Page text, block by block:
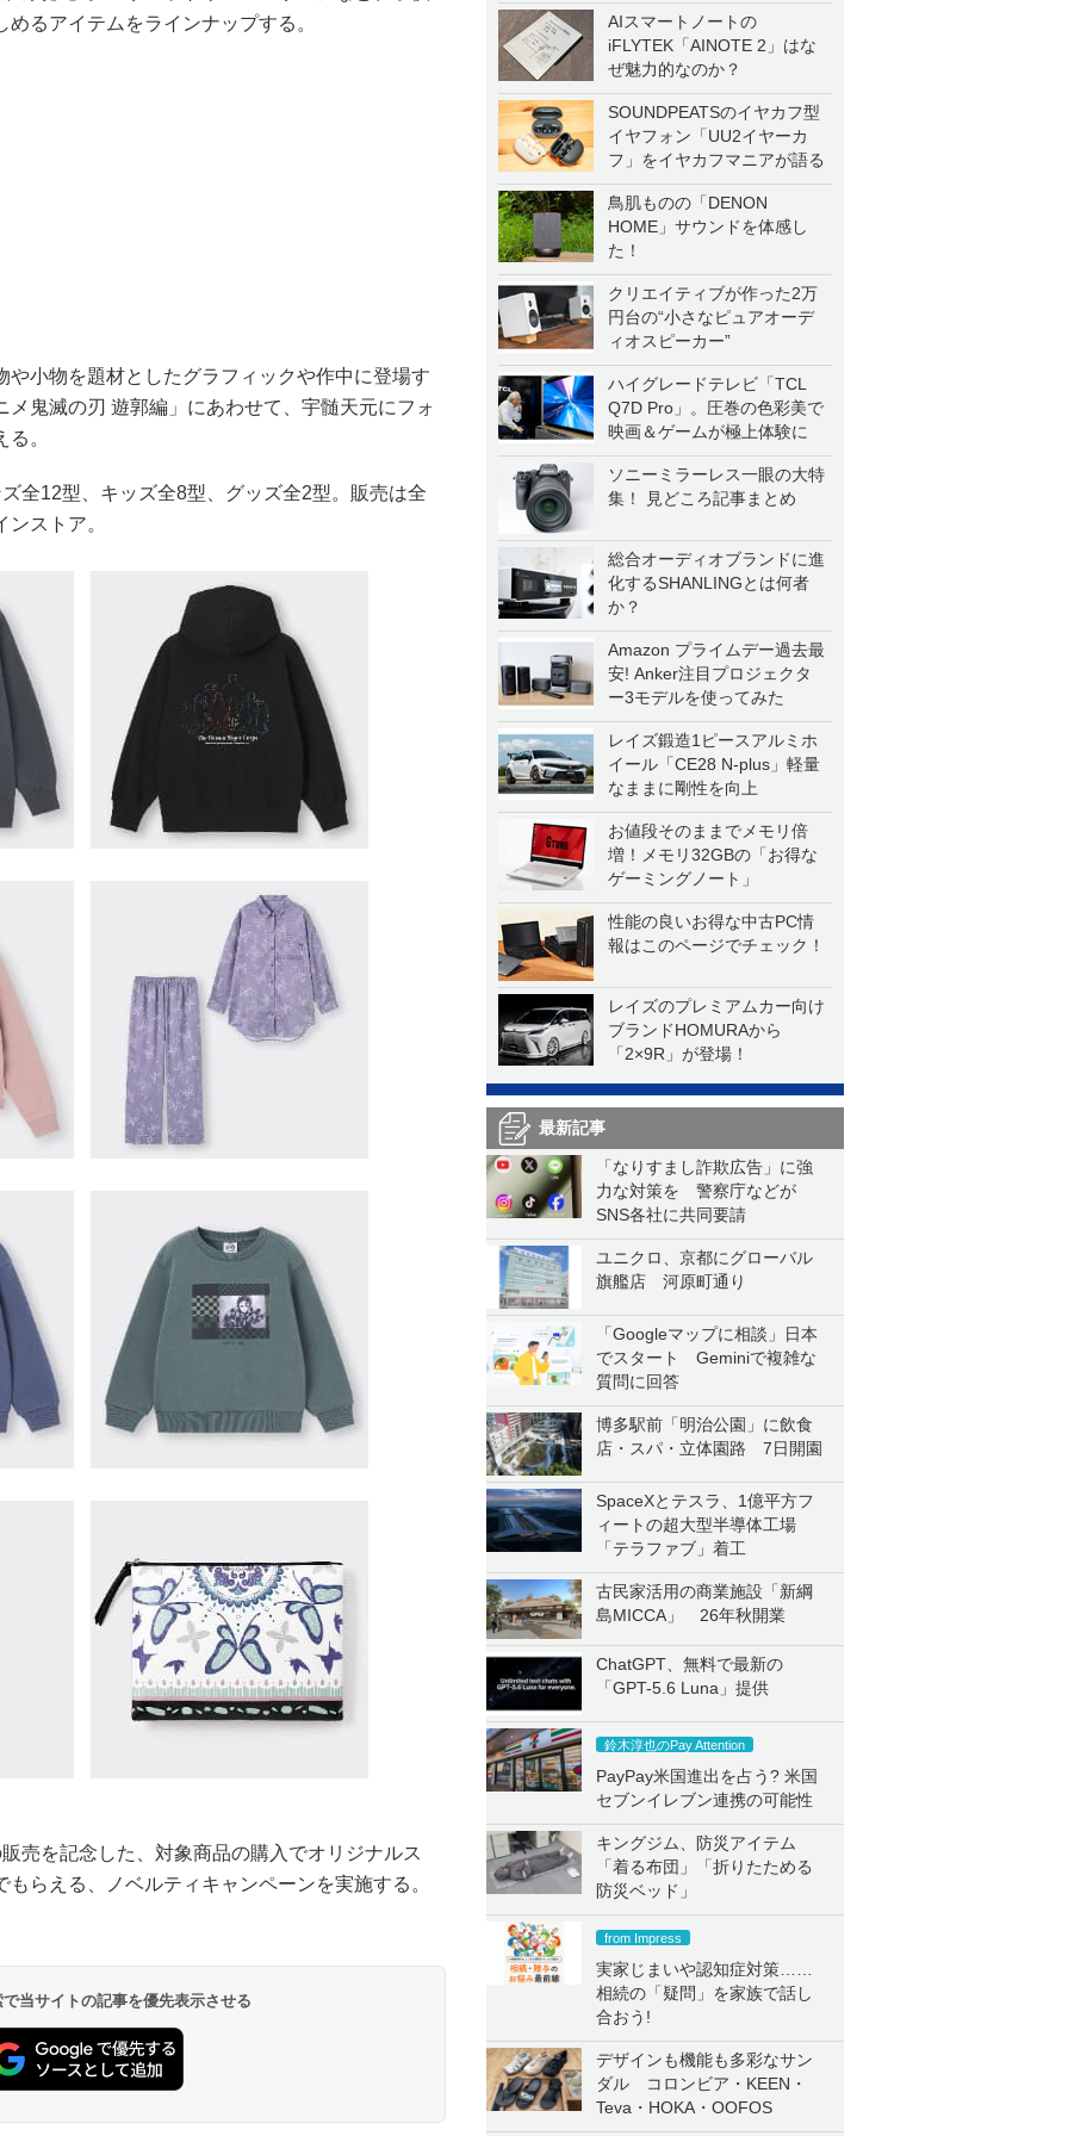
AIスマートノートの
iFLYTEK「AINOTE 2」はな
ぜ魅力的なのか？
SOUNDPEATSのイヤカフ型
イヤフォン「UU2イヤーカ
フ」をイヤカフマニアが語る
鳥肌ものの「DENON
HOME」サウンドを体感し
た！
クリエイティブが作った2万
円台の“小さなピュアオーデ
ィオスピーカー”
ハイグレードテレビ「TCL
Q7D Pro」。圧巻の色彩美で
映画＆ゲームが極上体験に
ソニーミラーレス一眼の大特
集！ 見どころ記事まとめ
総合オーディオブランドに進
化するSHANLINGとは何者
か？
Amazon プライムデー過去最
安! Anker注目プロジェクタ
ー3モデルを使ってみた
レイズ鍛造1ピースアルミホ
イール「CE28 N-plus」軽量
なままに剛性を向上
お値段そのままでメモリ倍
増！メモリ32GBの「お得な
ゲーミングノート」
性能の良いお得な中古PC情
報はこのページでチェック！
レイズのプレミアムカー向け
ブランドHOMURAから
「2×9R」が登場！
最新記事
「なりすまし詐欺広告」に強
力な対策を 警察庁などが
SNS各社に共同要請
ユニクロ、京都にグローバル
旗艦店 河原町通り
「Googleマップに相談」日本
でスタート Geminiで複雑な
質問に回答
博多駅前「明治公園」に飲食
店・スパ・立体園路 7日開園
SpaceXとテスラ、1億平方フ
ィートの超大型半導体工場
「テラファブ」着工
古民家活用の商業施設「新綱
島MICCA」 26年秋開業
ChatGPT、無料で最新の
「GPT-5.6 Luna」提供
鈴木淳也のPay Attention
PayPay米国進出を占う? 米国
セブンイレブン連携の可能性
キングジム、防災アイテム
「着る布団」「折りたためる
防災ベッド」
from Impress
実家じまいや認知症対策……
相続の「疑問」を家族で話し
合おう!
デザインも機能も多彩なサン
ダル コロンビア・KEEN・
Teva・HOKA・OOFOS
るアイテムをラインナップする。
や小物を題材としたグラフィックや作中に登場す
鬼滅の刃 遊郭編」にあわせて、宇髄天元にフォ
。
全12型、キッズ全8型、グッズ全2型。販売は全
ストア。
売を記念した、対象商品の購入でオリジナルス
らえる、ノベルティキャンペーンを実施する。
当サイトの記事を優先表示させる